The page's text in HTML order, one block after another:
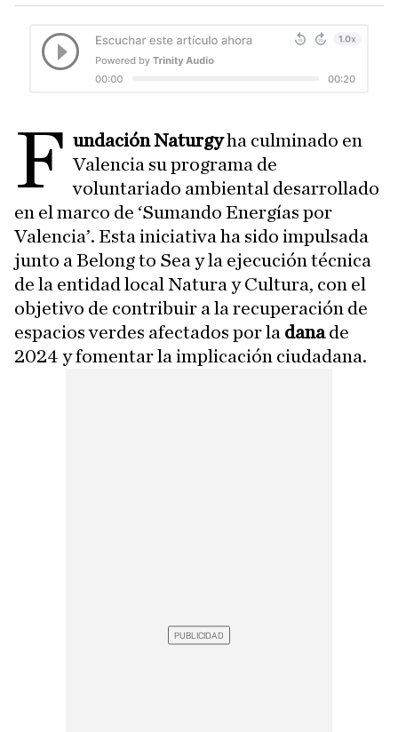
F undación Naturgyha culminado en
Valencia su programa de
voluntariado ambiental desarrollado
en el marco de ‘Sumando Energías por
Valencia’. Esta iniciativa ha sido impulsada
junto a Belong to Sea y la ejecución técnica
de la entidad local Natura y Cultura, con el
objetivo de contribuir a la recuperación de
espacios verdes afectados por la danade
2024 y fomentar la implicación ciudadana.